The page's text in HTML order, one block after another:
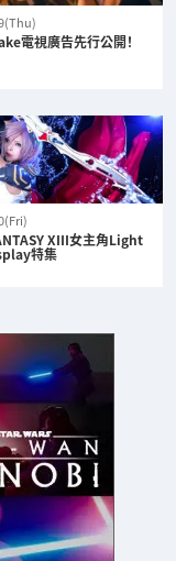
電視廣告先行公開！
XIII女主角Light
特集